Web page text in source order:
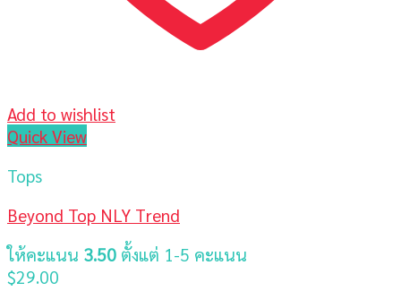
Add to wishlist
Quick View
Tops
Beyond Top NLY Trend
ให้คะแนน 3.50 ตั้งแต่ 1-5 คะแนน
$29.00